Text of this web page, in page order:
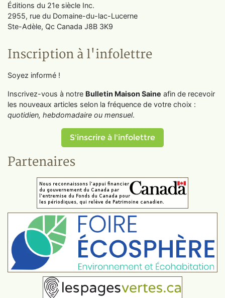
Éditions du 21e siècle Inc.
2955, rue du Domaine-du-lac-Lucerne
Ste-Adèle, Qc Canada J8B 3K9
Inscription à l'infolettre
Soyez informé !
Inscrivez-vous à notre Bulletin Maison Saine afin de recevoir
les nouveaux articles selon la fréquence de votre choix :
quotidien, hebdomadaire ou mensuel.
S'inscrire à l'infolettre
Partenaires